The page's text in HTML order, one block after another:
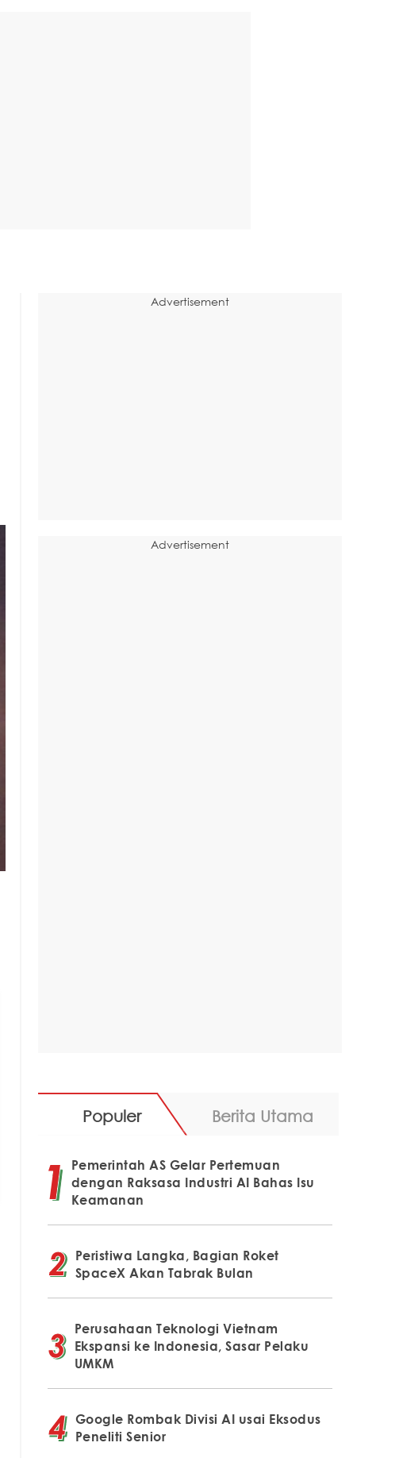
Advertisement
Advertisement
Populer Berita Utama
Pemerintah AS Gelar Pertemuan
dengan Raksasa Industri AI Bahas Isu
Keamanan
Peristiwa Langka, Bagian Roket
SpaceX Akan Tabrak Bulan
Perusahaan Teknologi Vietnam
Ekspansi ke Indonesia, Sasar Pelaku
UMKM
Google Rombak Divisi AI usai Eksodus
Peneliti Senior